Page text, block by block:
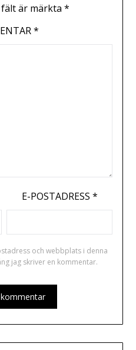
är märkta *
*
E-POSTADRESS *
och webbplats i denna
jag skriver en kommentar.